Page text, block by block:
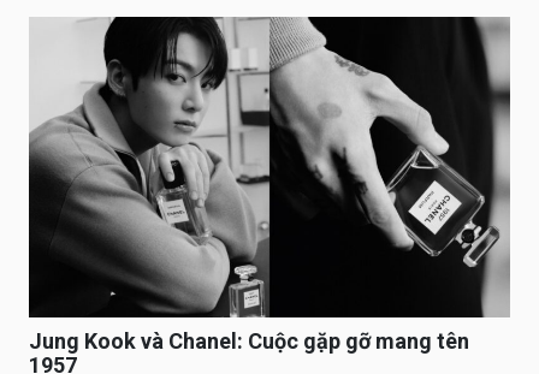
Jung Kook và Chanel: Cuộc gặp gỡ mang tên
1957